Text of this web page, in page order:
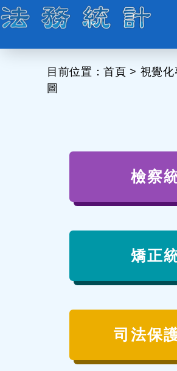
目前位置：首頁 > 視覺化
圖
檢察
矯正
司法保